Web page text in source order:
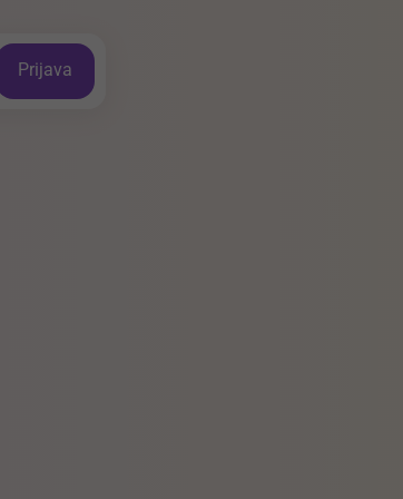
Prijava